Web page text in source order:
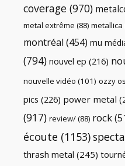
coverage (970)
metal extrême (88) metallica
montréal (454) mu
(794) nouvel ep (216)
nouvelle vidéo (101) ozzy
pics (226) power metal
(917) review/(88) rock
écoute (1153)
thrash metal (245)